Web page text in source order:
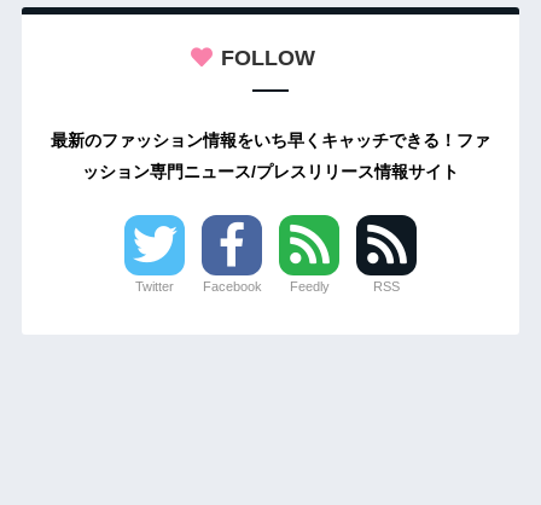
FOLLOW
最新のファッション情報をいち早くキャッチできる！ファ
ッション専門ニュース/プレスリリース情報サイト
Twitter Facebook Feedly RSS